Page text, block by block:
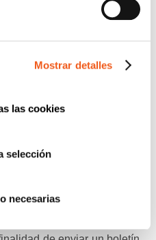
Mostrar detalles
las cookies
selección
necesarias
a tu empresa o entidad.
la suscripción
de datos.-